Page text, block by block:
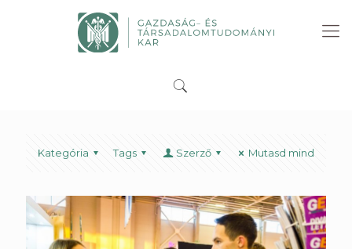
Kategória Tags Szerző Mutasd mind